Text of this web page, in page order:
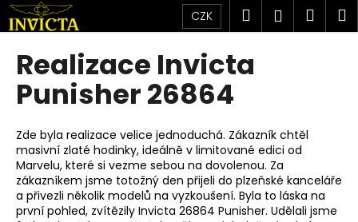
Přejít
na
obsah
CZK Hledat
Realizace Invicta
Punisher 26864
Zde byla realizace velice jednoduchá. Zákazník chtěl
masivní zlaté hodinky, ideálně v limitované edici od
Marvelu, které si vezme sebou na dovolenou. Za
zákazníkem jsme totožný den přijeli do plzeňské kanceláře
a přivezli několik modelů na vyzkoušení. Byla to láska na
první pohled, zvítězily Invicta 26864 Punisher. Udělali jsme
K
o
C
o
p
o
t
ř
e